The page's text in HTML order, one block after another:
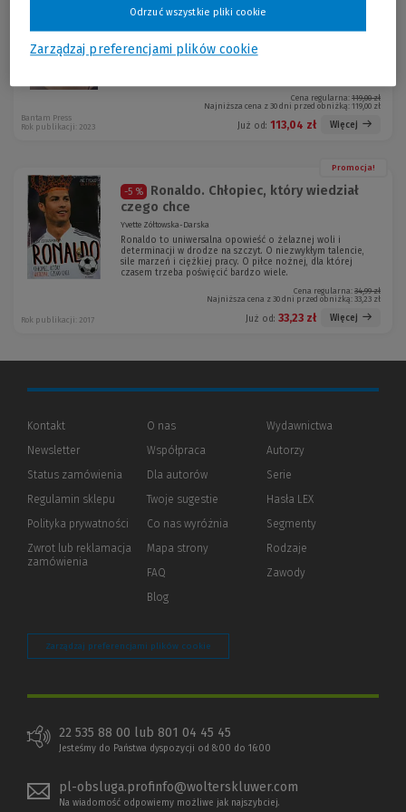
Cena regularna: 119,00 zł
Najniższa cena z 30 dni przed obniżką: 119,00 zł
Już od: 113,04 zł Więcej
Bantam Press
Rok publikacji: 2023
Promocja!
-5 %
Ronaldo. Chłopiec, który wiedział
czego chce
Yvette Zółtowska-Darska
Ronaldo to uniwersalna opowieść o żelaznej woli i
determinacji w drodze na szczyt. O niezwykłym talencie,
sile marzeń i ciężkiej pracy. O piłce nożnej, dla której
czasem trzeba poświęcić bardzo wiele.
Cena regularna: 34,99 zł
Najniższa cena z 30 dni przed obniżką: 33,23 zł
Już od: 33,23 zł Więcej
Rok publikacji: 2017
Kontakt
Newsletter
Status zamówienia
Regulamin sklepu
Polityka prywatności (Nowe
(Link
innej
Zwrot lub reklamacja
zamówienia
O nas
Współpraca
Dla autorów(Nowe
(Link
innej
strony)
Twoje sugestie
Co nas wyróżnia
Mapa strony
FAQ
Blog
Wydawnictwa
Autorzy
Serie
Hasła LEX
Segmenty
Rodzaje
Zawody
Zarządzaj preferencjami plików cookie
22 535 88 00 lub 801 04 45 45
Jesteśmy do Państwa dyspozycji od 8:00 do 16:00
pl-obsluga.profinfo@wolterskluwer.com
Na wiadomość odpowiemy możliwe jak najszybciej.
Zarządzaj preferencjami plików cookie
Odrzuć wszystkie pliki cookie